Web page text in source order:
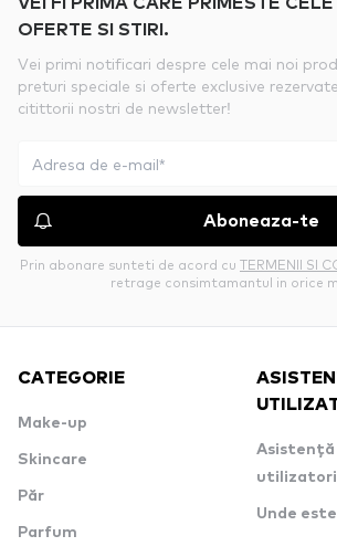
OFERTE SI STIRI.
Vei primi notificari despre cele mai noi
preturi speciale si oferte exclusive
citittorii nostri de newsletter!
Aboneaza-te
Prin abonare sunteti de acord cu TERMENII SI
retrage consimtamantul in orice
CATEGORIE
Make-up
Skincare
Păr
Parfum
Unde